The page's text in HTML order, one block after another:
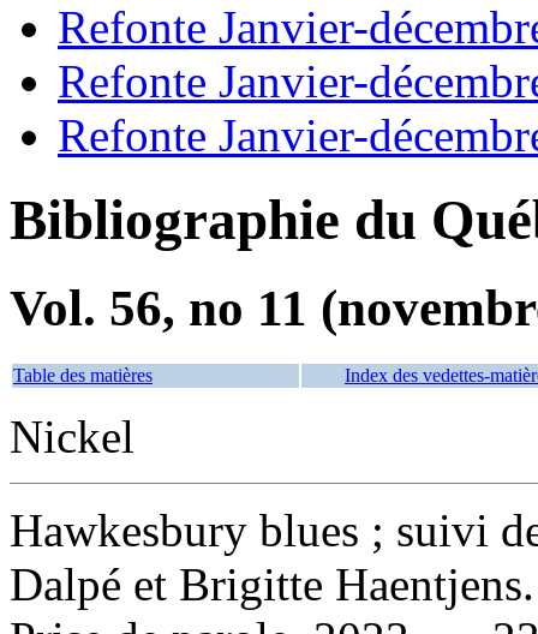
Refonte Janvier-
Refonte Janvier-
Refonte Janvier-
Bibliographie du
Vol. 56, no 11
Table des matières Index des vedettes-
Nickel
Hawkesbury blues ; suivi
Dalpé et Brigitte